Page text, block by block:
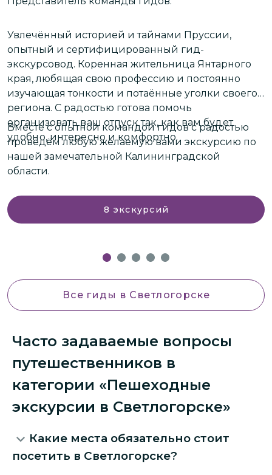
Увлечённый историей и тайнами Пруссии,
опытный и сертифицированный гид-
экскурсовод. Коренная жительница Янтарного
края, любящая свою профессию и постоянно
изучающая тонкости и потаённые уголки своего
региона. С радостью готова помочь
организовать ваш отпуск так, как вам будет
удобно, интересно и комфортно.
Вместе с опытной командой гидов с радостью
проведём любую желаемую вами экскурсию по
нашей замечательной Калининградской
области.
8 экскурсий
Все гиды в Светлогорске
Часто задаваемые вопросы
путешественников в
категории «Пешеходные
экскурсии в Светлогорске»
Какие места обязательно стоит
посетить в Светлогорске?